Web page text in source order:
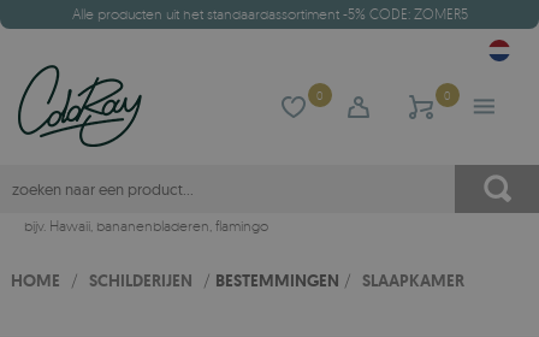
Alle producten uit het standaardassortiment -5% CODE: ZOMER5
0 0
bijv. Hawaii, bananenbladeren, flamingo
HOME / SCHILDERIJEN / BESTEMMINGEN / SLAAPKAMER